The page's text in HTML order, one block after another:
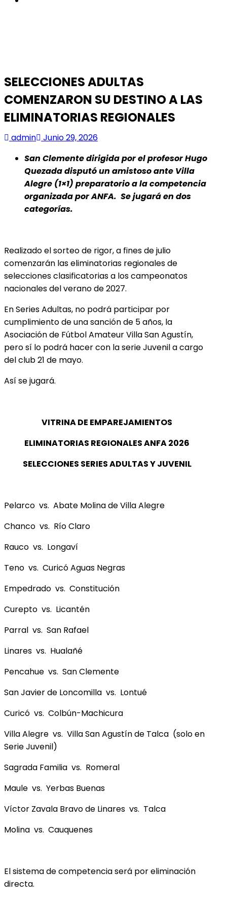
SELECCIONES ADULTAS
COMENZARON SU DESTINO A LAS
ELIMINATORIAS REGIONALES
admin
Junio 29, 2026
San Clemente dirigida por el profesor Hugo
Quezada disputó un amistoso ante Villa
Alegre (1×1) preparatorio a la competencia
organizada por ANFA. Se jugará en dos
categorías.
Realizado el sorteo de rigor, a fines de julio
comenzarán las eliminatorias regionales de
selecciones clasificatorias a los campeonatos
nacionales del verano de 2027.
En Series Adultas, no podrá participar por
cumplimiento de una sanción de 5 años, la
Asociación de Fútbol Amateur Villa San Agustín,
pero sí lo podrá hacer con la serie Juvenil a cargo
del club 21 de mayo.
Así se jugará.
VITRINA DE EMPAREJAMIENTOS
ELIMINATORIAS REGIONALES ANFA 2026
SELECCIONES SERIES ADULTAS Y JUVENIL
Pelarco vs. Abate Molina de Villa Alegre
Chanco vs. Río Claro
Rauco vs. Longaví
Teno vs. Curicó Aguas Negras
Empedrado vs. Constitución
Curepto vs. Licantén
Parral vs. San Rafael
Linares vs. Hualañé
Pencahue vs. San Clemente
San Javier de Loncomilla vs. Lontué
Curicó vs. Colbún-Machicura
Villa Alegre vs. Villa San Agustín de Talca (solo en
Serie Juvenil)
Sagrada Familia vs. Romeral
Maule vs. Yerbas Buenas
Víctor Zavala Bravo de Linares vs. Talca
Molina vs. Cauquenes
El sistema de competencia será por eliminación
directa.